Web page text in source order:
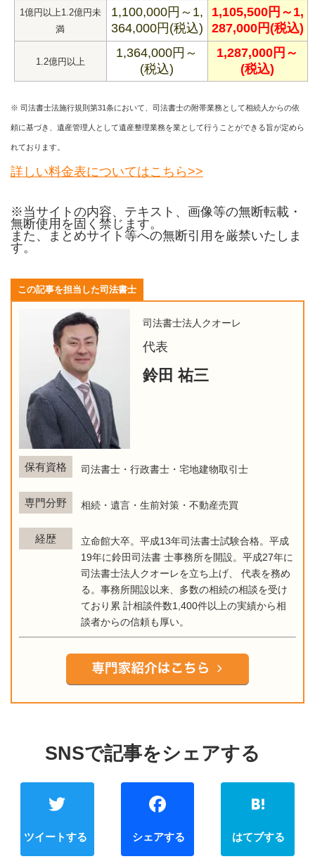
1億円以上1.2億円未
満
1,100,000円～1,
364,000円(税込)
1,105,500円～1,
287,000円(税込)
1.2億円以上
1,364,000円～
(税込)
1,287,000円～
(税込)
※ 司法書士法施行規則第31条において、司法書士の附帯業務として相続人からの依
頼に基づき、遺産管理人として遺産整理業務を業として行うことができる旨が定めら
れております。
詳しい料金表についてはこちら>>
※当サイトの内容、テキスト、画像等の無断転載・
無断使用を固く禁じます。
また、まとめサイト等への無断引用を厳禁いたしま
す。
この記事を担当した司法書士
司法書士法人クオーレ
代表
鈴田 祐三
保有資格 司法書士・行政書士・宅地建物取引士
専門分野 相続・遺言・生前対策・不動産売買
経歴
立命館大卒。平成13年司法書士試験合格。平成
19年に鈴田司法書 士事務所を開設。平成27年に
司法書士法人クオーレを立ち上げ、 代表を務め
る。事務所開設以来、多数の相続の相談を受け
ており累 計相談件数1,400件以上の実績から相
談者からの信頼も厚い。
Twitter